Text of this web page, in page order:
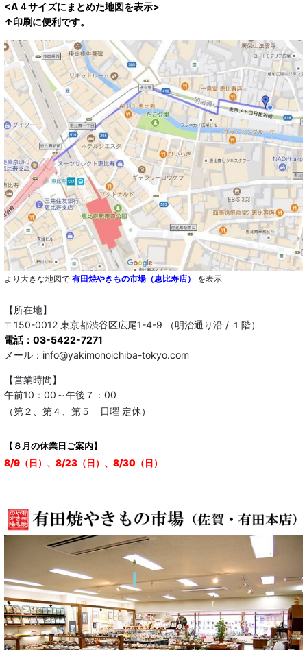
<A４サイズにまとめた地図を表示>
↑印刷に便利です。
より大きな地図で 有田焼やきもの市場（恵比寿店） を表示
【所在地】
〒150-0012 東京都渋谷区広尾1-4-9 （明治通り沿 / １階）
電話：03-5422-7271
メール：info@yakimonoichiba-tokyo.com
【営業時間】
午前10：00～午後７：00
（第２、第４、第５ 日曜 定休）
【８月の休業日ご案内】
8/9（日）、8/23（日）、8/30（日）